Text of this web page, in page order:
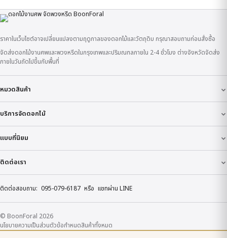
ราคาในเว็บไซต์อาจเปลี่ยนแปลงตามฤดูกาลของดอกไม้และวัตถุดิบ กรุณาสอบถามก่อนสั่งซื้อ
จัดส่งดอกไม้งานศพและพวงหรีดในกรุงเทพและปริมณฑลภายใน 2-4 ชั่วโมง ต่างจังหวัดจัดส่ง
ภายในวันถัดไปขึ้นกับพื้นที่
หมวดสินค้า
บริการจัดดอกไม้
แบบที่นิยม
ติดต่อเรา
ติดต่อสอบถาม: 095-079-6187 หรือ แชทผ่าน LINE
© BoonForal 2026
นโยบายความเป็นส่วนตัวข้อกำหนดสินค้าทั้งหมด